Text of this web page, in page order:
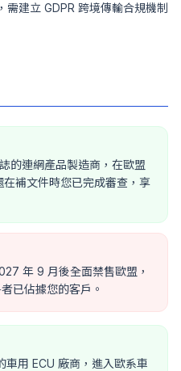
需建立 GDPR 跨境傳輸合規機制
的連網產品製造商，在歐盟
補文件時您已完成審查，享
年 9 月後全面禁售歐盟，
已佔據您的客戶。
用 ECU 廠商，進入歐系車